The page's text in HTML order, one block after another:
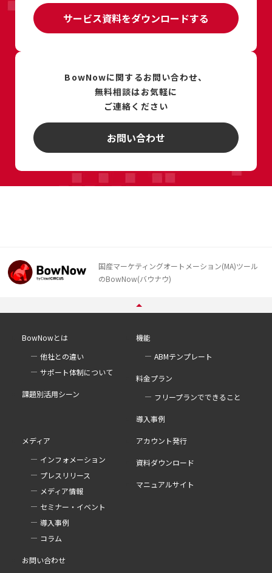
サービス資料をダウンロードする
BowNowに関するお問い合わせ、
無料相談はお気軽に
ご連絡ください
お問い合わせ
国産マーケティングオートメーション(MA)ツール
のBowNow(バウナウ)
BowNowとは
他社との違い
サポート体制について
課題別活用シーン
機能
ABMテンプレート
料金プラン
フリープランでできること
導入事例
メディア
インフォメーション
プレスリリース
メディア情報
セミナー・イベント
導入事例
コラム
アカウント発行
資料ダウンロード
マニュアルサイト
お問い合わせ